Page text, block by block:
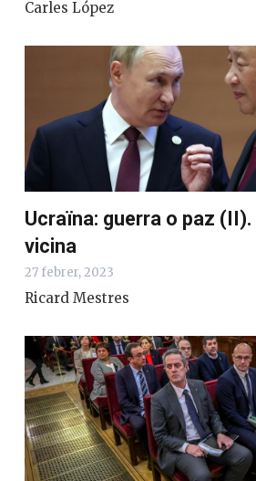
Carles López
Ucraïna: guerra o paz (II).
vicina
27 febrer, 2023
Ricard Mestres